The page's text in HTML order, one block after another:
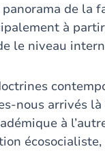
de la
à
le niveau
nous arrivés
à